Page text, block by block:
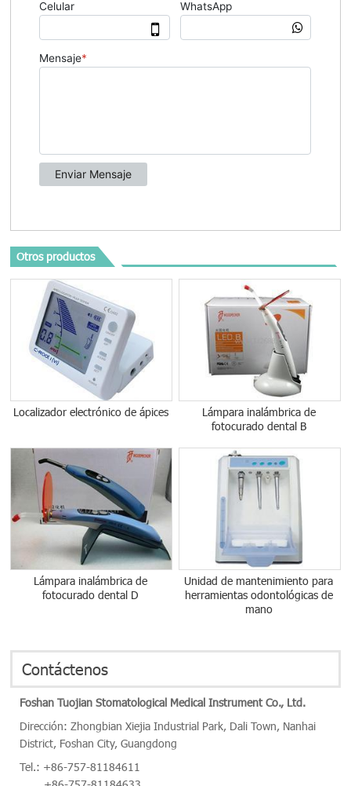
Otros productos
Localizador electrónico de ápices
Lámpara inalámbrica de
fotocurado dental B
Lámpara inalámbrica de
fotocurado dental D
Unidad de mantenimiento para
herramientas odontológicas de
mano
Contáctenos
Foshan Tuojian Stomatological Medical Instrument Co., Ltd.
Dirección: Zhongbian Xiejia Industrial Park, Dali Town, Nanhai
District, Foshan City, Guangdong
Tel.: +86-757-81184611